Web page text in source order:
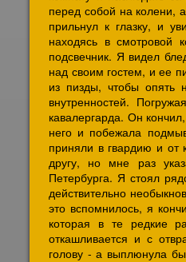
перед собой на колени,
прильнул к глазку, и
находясь в смотровой
подсвечник. Я видел
над своим гостем, и ее
из пизды, чтобы опять
внутренностей.
кавалергарда. Он
него и побежала
приняли в гвардию и
другу, но мне раз
Петербурга. Я стоял
действительно
это вспомнилось, я
которая в те редкие
откашливается и с
голову - а выплюнула